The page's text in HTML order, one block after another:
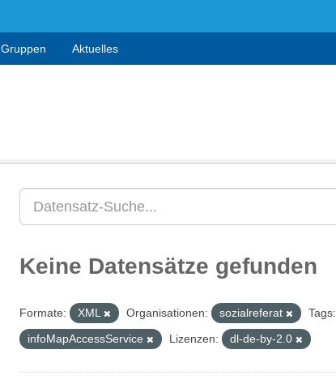
Gruppen Aktuelles
Keine Datensätze gefunden
Formate: XML Organisationen: sozialreferat
Tags:
infoMapAccessService
Lizenzen: dl-de-by-2.0